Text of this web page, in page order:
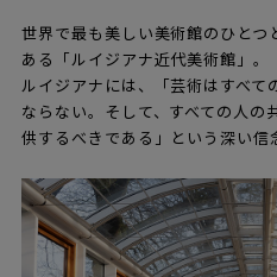
世界で最も美しい美術館のひとつ
ある「ルイジアナ近代美術館」。
ルイジアナには、「芸術はすべて
ならない。そして、すべての人の
供するべきである」という深い信